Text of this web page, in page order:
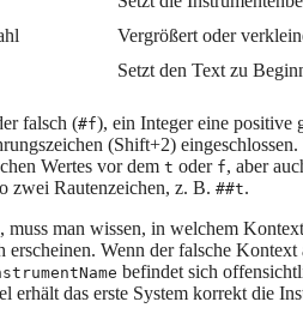
Vergrößert oder
Setzt den Text zu
falsch (#f), ein Integer eine positive
(Shift+2)
Wertes vor dem t oder f, aber
zwei Rautenzeichen, z. B. ##t.
man wissen, in welchem
erscheinen. Wenn der falsche
befindet sich
erhält das erste System korrekt die